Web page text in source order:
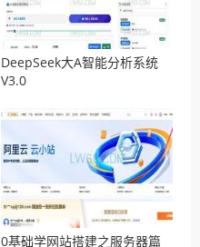
DeepSeek大A智能分析系统
V3.0
0基础学网站搭建之服务器篇